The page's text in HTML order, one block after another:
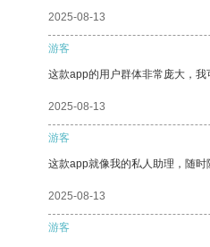
2025-08-13
游客
这款app的用户群体非常庞大，我
2025-08-13
游客
这款app就像我的私人助理，随
2025-08-13
游客